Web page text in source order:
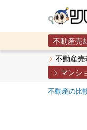
不動産売
メタ住宅展
不動産売
マンシ
不動産の比